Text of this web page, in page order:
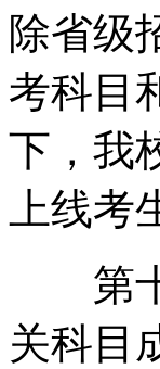
除省级
考科目
下，我
上线
第十
关科目